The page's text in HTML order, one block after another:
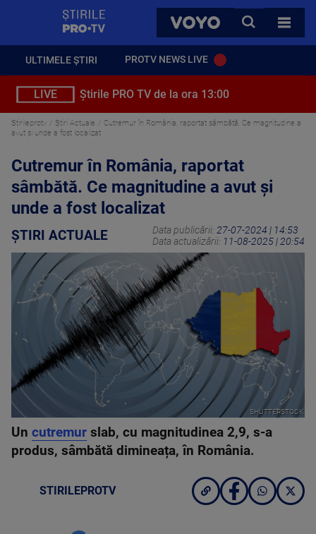
VOYO
CAUTA
TOATE
ULTIMELE ȘTIRI PROTV NEWS LIVE
LIVE Știrile PRO TV de la ora 13:00
Stirileprotv Știri Actuale
Cutremur în România, raportat sâmbătă. Ce magnitudine a
avut și unde a fost localizat
Cutremur în România, raportat
sâmbătă. Ce magnitudine a avut și
unde a fost localizat
ȘTIRI ACTUALE Data publicării: 27-07-2024 | 14:53
Data actualizării: 11-08-2025 | 20:54
SHUTTERSTOCK
Un cutremur slab, cu magnitudinea 2,9, s-a
produs, sâmbătă dimineața, în România.
STIRILEPROTV